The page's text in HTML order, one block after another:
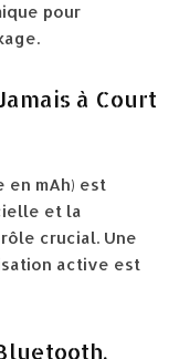
pour
à Court
en mAh) est
et la
crucial. Une
active est